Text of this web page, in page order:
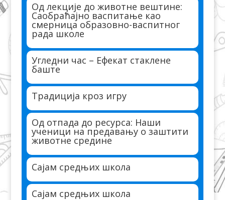
Од лекције до животне вештине:
Саобраћајно васпитање као
смерница образовно-васпитног
рада школе
Угледни час – Ефекат стаклене
баште
Традиција кроз игру
Од отпада до ресурса: Наши
ученици на предавању о заштити
животне средине
Сајам средњих школа
Сајам средњих школа